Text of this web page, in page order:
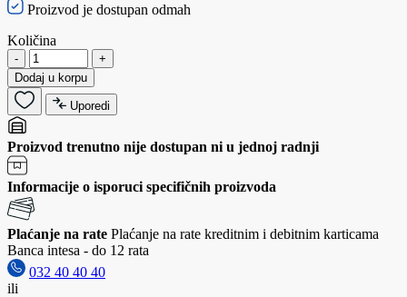
Proizvod je dostupan odmah
Količina
-
+
Dodaj u korpu
Uporedi
Proizvod trenutno nije dostupan ni u jednoj radnji
Informacije o isporuci specifičnih proizvoda
Plaćanje na rate Plaćanje na rate kreditnim i debitnim karticama
Banca intesa - do 12 rata
032 40 40 40
ili